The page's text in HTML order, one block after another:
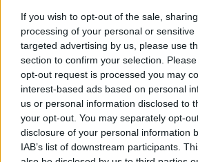
If you wish to opt-out of the sale,
processing of your personal or
targeted advertising by us, please use
section to confirm your selection.
opt-out request is processed you may
interest-based ads based on personal
us or personal information disclosed to
your opt-out. You may separately opt-
disclosure of your personal information
IAB’s list of downstream participants.
LEMEZKRITIKÁK TOVÁBBI
ALBUMOKRÓL.
A saját édesanyja elvesztésétől
iránti szeretete, ritkán látott távoli
halála, régvolt szerelemek,